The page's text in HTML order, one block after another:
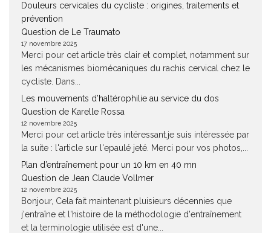
Douleurs cervicales du cycliste : origines, traitements et
prévention
Question de Le Traumato
17 novembre 2025
Merci pour cet article très clair et complet, notamment sur
les mécanismes biomécaniques du rachis cervical chez le
cycliste. Dans...
Les mouvements d’haltérophilie au service du dos
Question de Karelle Rossa
12 novembre 2025
Merci pour cet article très intéressant.je suis intéressée par
la suite : l'article sur l'epaulé jeté. Merci pour vos photos,...
Plan d’entraînement pour un 10 km en 40 mn
Question de Jean Claude Vollmer
12 novembre 2025
Bonjour, Cela fait maintenant pluisieurs décennies que
j'entraîne et l'histoire de la méthodologie d'entraînement
et la terminologie utilisée est d'une...